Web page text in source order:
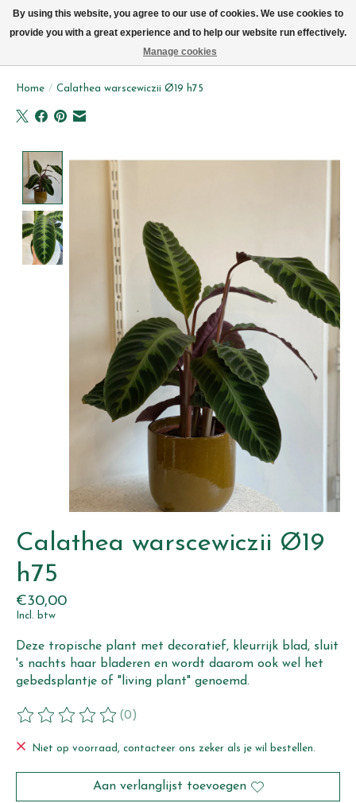
Home / Calathea warscewiczii Ø19 h75
Product image slideshow Items
Calathea warscewiczii Ø19
h75
€30,00
Incl. btw
Deze tropische plant met decoratief, kleurrijk blad, sluit
's nachts haar bladeren en wordt daarom ook wel het
gebedsplantje of "living plant" genoemd.
De beoordeling van dit product is
(0)
Niet op voorraad, contacteer ons zeker als je wil bestellen.
Aan verlanglijst toevoegen
By using this website, you agree to our use of cookies. We use cookies to
provide you with a great experience and to help our website run effectively.
Manage cookies